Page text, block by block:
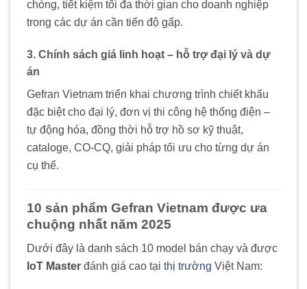
chóng, tiết kiệm tối đa thời gian cho doanh nghiệp
trong các dự án cần tiến độ gấp.
3. Chính sách giá linh hoạt – hỗ trợ đại lý và dự
án
Gefran Vietnam triển khai chương trình chiết khấu
đặc biệt cho đại lý, đơn vị thi công hệ thống điện –
tự động hóa, đồng thời hỗ trợ hồ sơ kỹ thuật,
cataloge, CO-CQ, giải pháp tối ưu cho từng dự án
cụ thể.
10 sản phẩm Gefran Vietnam được ưa
chuộng nhất năm 2025
Dưới đây là danh sách 10 model bán chạy và được
IoT Master đánh giá cao tại thị trường Việt Nam: